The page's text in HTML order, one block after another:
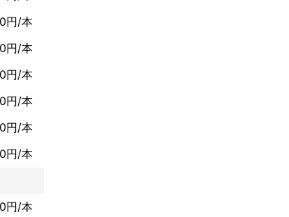
円/本
円/本
円/本
円/本
円/本
円/本
円/本